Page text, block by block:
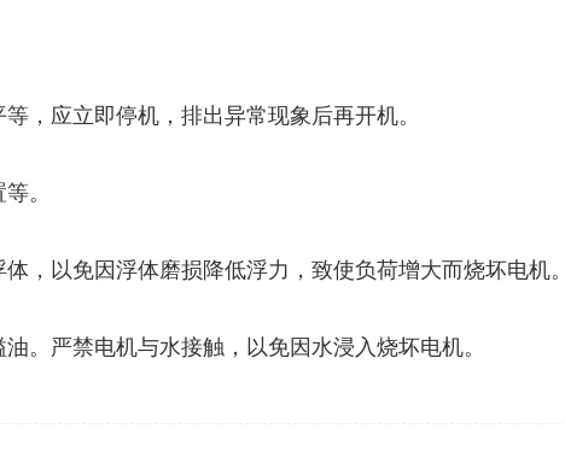
，应立即停机，排出异常现象后再开机。
。
，以免因浮体磨损降低浮力，致使负荷增大而烧坏电机。
。严禁电机与水接触，以免因水浸入烧坏电机。